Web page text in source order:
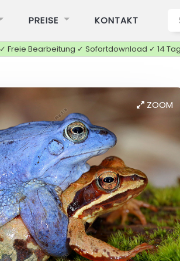
PREISE KONTAKT
✓ Freie Bearbeitung ✓ Sofortdownload ✓ 14
ZOOM